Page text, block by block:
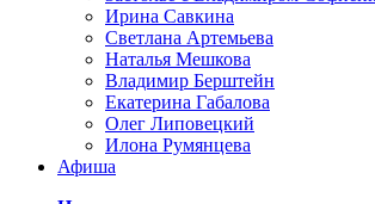
Ирина Савкина
Светлана Артемьева
Наталья Мешкова
Владимир Берштейн
Екатерина Габалова
Олег Липовецкий
Илона Румянцева
Афиша